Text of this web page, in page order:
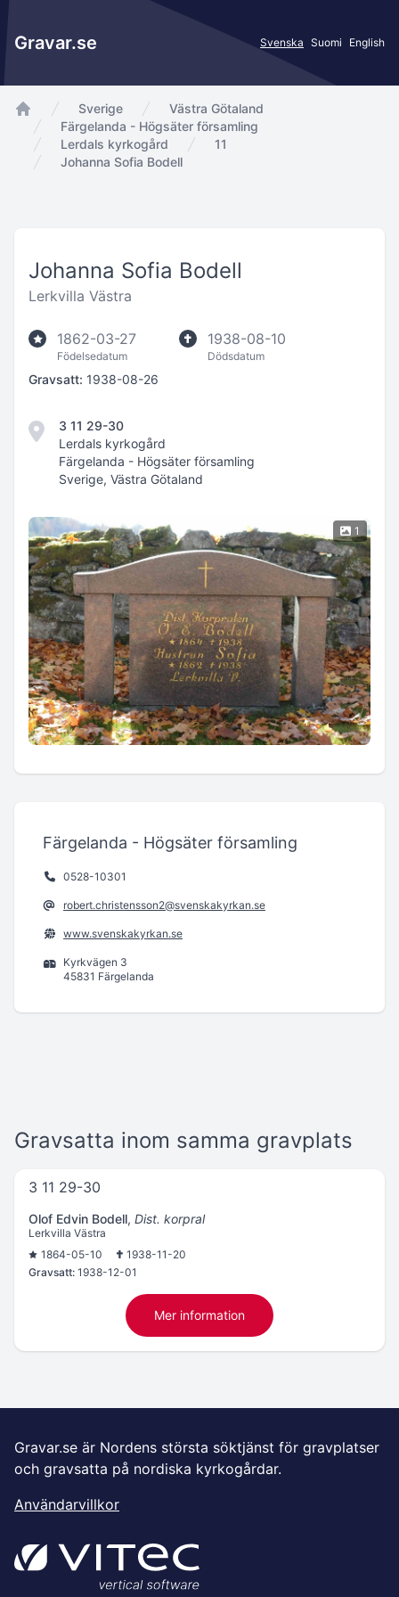
Gravar.se Svenska Suomi English
app.Start
Sverige
Västra Götaland
Färgelanda - Högsäter församling
Lerdals kyrkogård
11
Johanna Sofia Bodell
Johanna Sofia Bodell
Lerkvilla Västra
1862-03-27
Födelsedatum
1938-08-10
Dödsdatum
Gravsatt: 1938-08-26
3 11 29-30
Lerdals kyrkogård
Färgelanda - Högsäter församling
Sverige, Västra Götaland
1
Färgelanda - Högsäter församling
0528-10301
robert.christensson2@svenskakyrkan.se
www.svenskakyrkan.se
Kyrkvägen 3
45831 Färgelanda
Gravsatta inom samma gravplats
3 11 29-30
Olof Edvin Bodell, Dist. korpral
Lerkvilla Västra
1864-05-10
1938-11-20
Gravsatt: 1938-12-01
Mer information
Gravar.se är Nordens största söktjänst för gravplatser
och gravsatta på nordiska kyrkogårdar.
Användarvillkor